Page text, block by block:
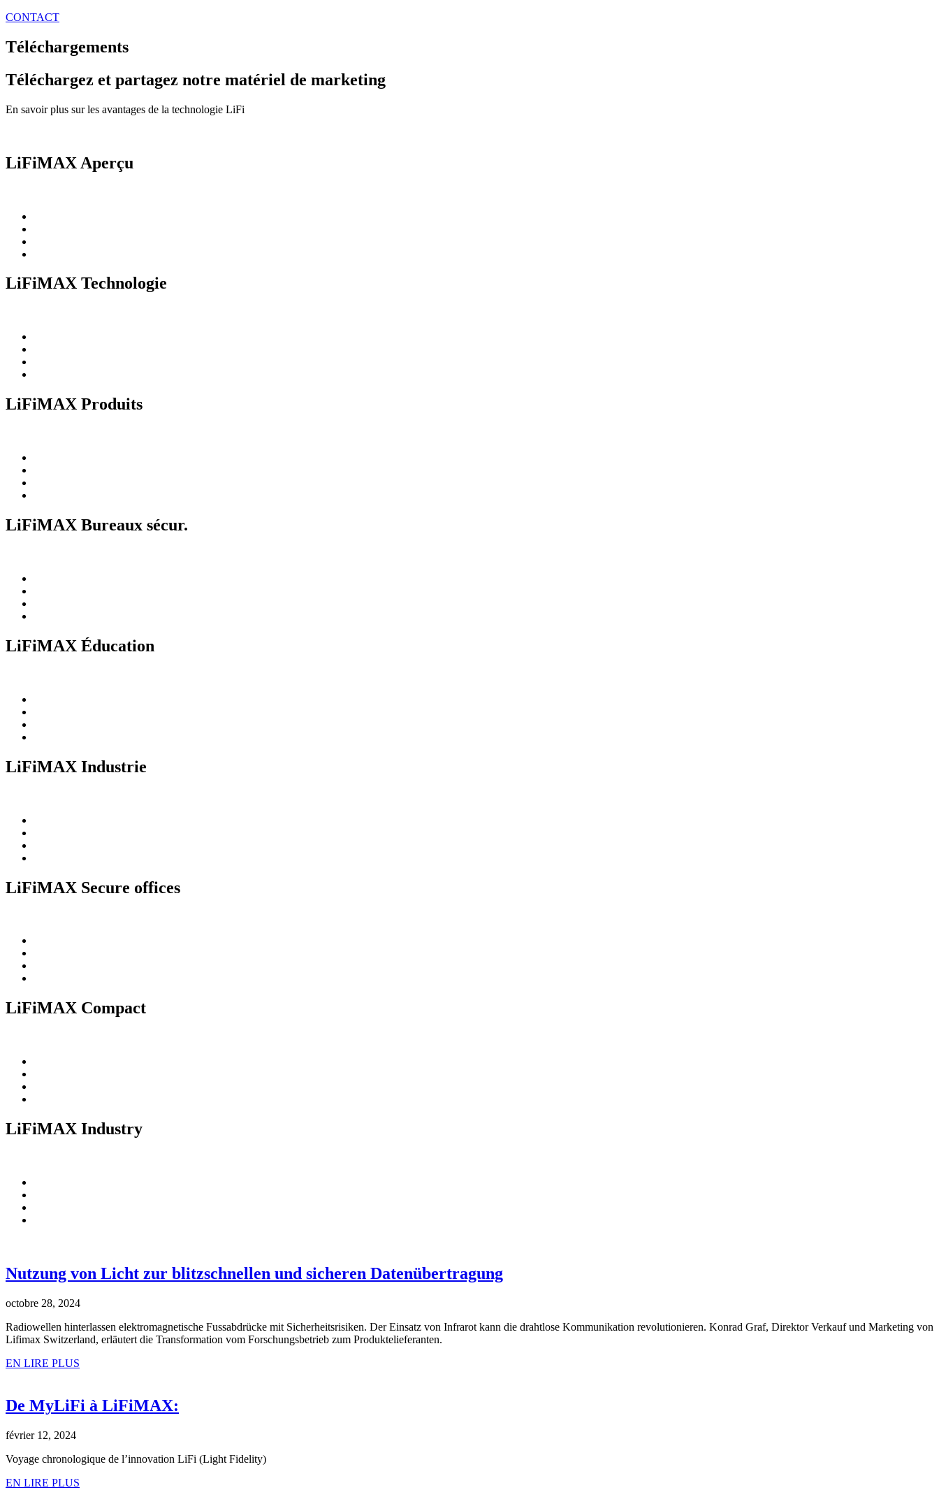
CONTACT
Téléchargements
Téléchargez et partagez notre matériel de marketing
En savoir plus sur les avantages de la technologie LiFi
LiFiMAX Aperçu
LiFiMAX Technologie
LiFiMAX Produits
LiFiMAX Bureaux sécur.
LiFiMAX Éducation
LiFiMAX Industrie
LiFiMAX Secure offices
LiFiMAX Compact
LiFiMAX Industry
Nutzung von Licht zur blitzschnellen und sicheren Datenübertragung
octobre 28, 2024
Radiowellen hinterlassen elektromagnetische Fussabdrücke mit Sicherheitsrisiken. Der Einsatz von Infrarot kann die drahtlose Kommunikation revolutionieren. Konrad Graf, Direktor Verkauf und Marketing von
Lifimax Switzerland, erläutert die Transformation vom Forschungsbetrieb zum Produktelieferanten.
EN LIRE PLUS
De MyLiFi à LiFiMAX:
février 12, 2024
Voyage chronologique de l’innovation LiFi (Light Fidelity)
EN LIRE PLUS